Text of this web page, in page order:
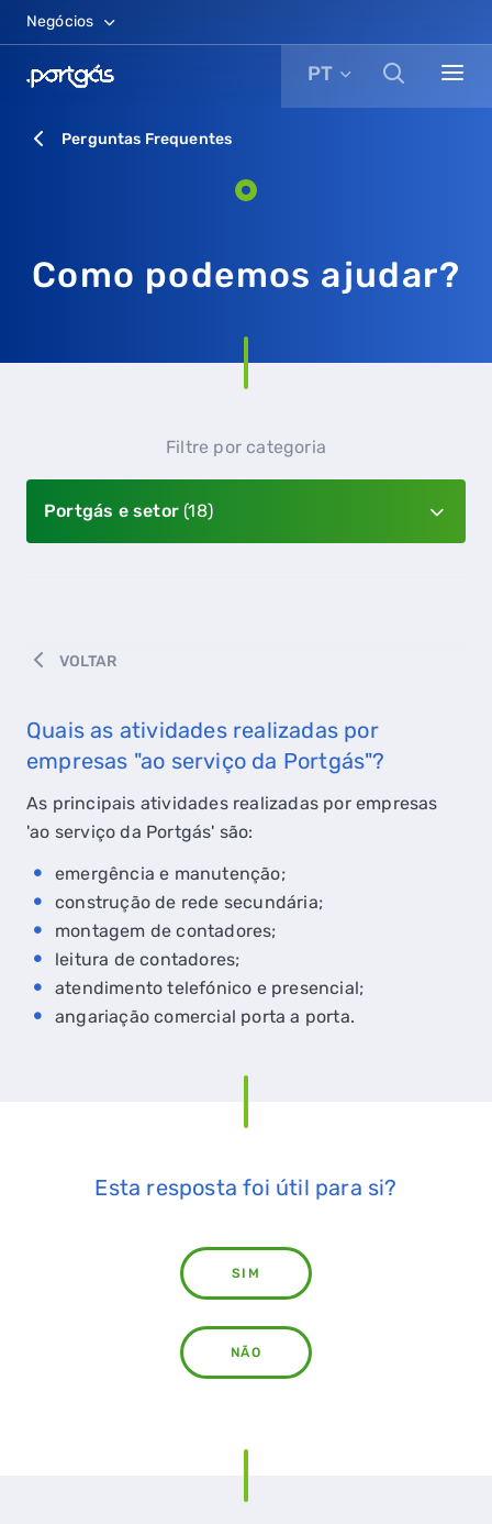
Negócios
PT
Perguntas Frequentes
Como podemos ajudar?
Portgás e setor (18)
Filtre por categoria
VOLTAR
Quais as atividades realizadas por
empresas "ao serviço da Portgás"?
As principais atividades realizadas por empresas
'ao serviço da Portgás' são:
emergência e manutenção;
construção de rede secundária;
montagem de contadores;
leitura de contadores;
atendimento telefónico e presencial;
angariação comercial porta a porta.
Esta resposta foi útil para si?
SIM
NÃO